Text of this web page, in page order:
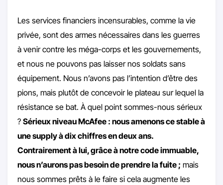
Les services financiers incensurables, comme la vie
privée, sont des armes nécessaires dans les guerres
à venir contre les méga-corps et les gouvernements,
et nous ne pouvons pas laisser nos soldats sans
équipement. Nous n’avons pas l’intention d’être des
pions, mais plutôt de concevoir le plateau sur lequel la
résistance se bat. À quel point sommes-nous sérieux
? Sérieux niveau McAfee : nous amenons ce stable à
une supply à dix chiffres en deux ans.
Contrairement à lui, grâce à notre code immuable,
nous n’aurons pas besoin de prendre la fuite ; mais
nous sommes prêts à le faire si cela augmente les